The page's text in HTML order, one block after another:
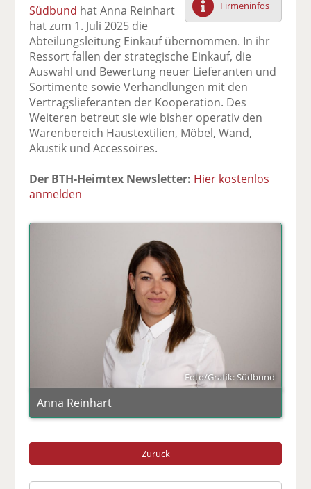
F
ac
e
b
o
o
k
te
il
tt
er
n
Li
n
k
e
di
n
te
il
e
E
m
ai
v
n
ck
e
n
Firmeninfos
Südbund hat Anna Reinhart
hat zum 1. Juli 2025 die
Abteilungsleitung Einkauf übernommen. In ihr
Ressort fallen der strategische Einkauf, die
Auswahl und Bewertung neuer Lieferanten und
Sortimente sowie Verhandlungen mit den
Vertragslieferanten der Kooperation. Des
Weiteren betreut sie wie bisher operativ den
Warenbereich Haustextilien, Möbel, Wand,
Akustik und Accessoires.
Der BTH-Heimtex Newsletter: Hier kostenlos
anmelden
Foto/Grafik: Südbund
Anna Reinhart
Zurück